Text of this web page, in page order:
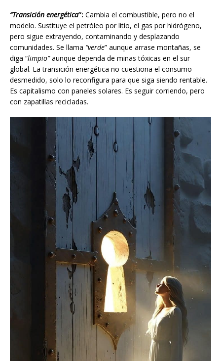
“Transición energética”: Cambia el combustible, pero no el
modelo. Sustituye el petróleo por litio, el gas por hidrógeno,
pero sigue extrayendo, contaminando y desplazando
comunidades. Se llama “verde” aunque arrase montañas, se
diga “limpio”aunque dependa de minas tóxicas en el sur
global. La transición energética no cuestiona el consumo
desmedido, solo lo reconfigura para que siga siendo rentable.
Es capitalismo con paneles solares. Es seguir corriendo, pero
con zapatillas recicladas.